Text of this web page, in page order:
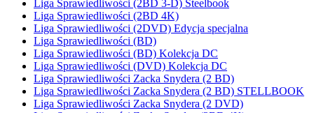
Liga Sprawiedliwości (2BD 3-D) Steelbook
Liga Sprawiedliwości (2BD 4K)
Liga Sprawiedliwości (2DVD) Edycja specjalna
Liga Sprawiedliwości (BD)
Liga Sprawiedliwości (BD) Kolekcja DC
Liga Sprawiedliwości (DVD) Kolekcja DC
Liga Sprawiedliwości Zacka Snydera (2 BD)
Liga Sprawiedliwości Zacka Snydera (2 BD) STELLBOOK
Liga Sprawiedliwości Zacka Snydera (2 DVD)